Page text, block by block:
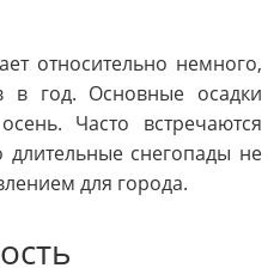
относительно немного,
в год. Основные осадки
Часто встречаются
снегопады не
для города.